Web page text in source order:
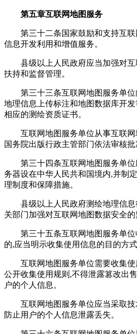
第五章互联网地图服务
第三十二条国家鼓励和支持互
信息开发利用和增值服务。
县级以上人民政府应当加强对
扶持和监督管理。
第三十三条互联网地图服务单
地理信息上传标注和地图数据库开
相应的测绘资质证书。
互联网地图服务单位从事互联
国务院出版行政主管部门依法审核批
第三十四条互联网地图服务单
务器设在中华人民共和国境内,并制
理制度和保障措施。
县级以上人民政府测绘地理信
关部门加强对互联网地图数据安全的
第三十五条互联网地图服务单
的,应当明示收集使用信息的目的方
互联网地图服务单位需要收集
公开收集使用规则,不得泄露篡改出
户的个人信息。
互联网地图服务单位应当采取
防止用户的个人信息泄露丢失。